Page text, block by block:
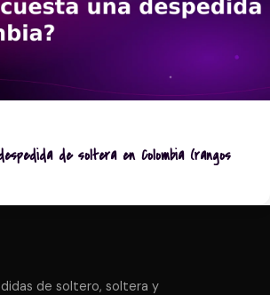
de soltera en Colombia (rangos
de soltero, soltera y